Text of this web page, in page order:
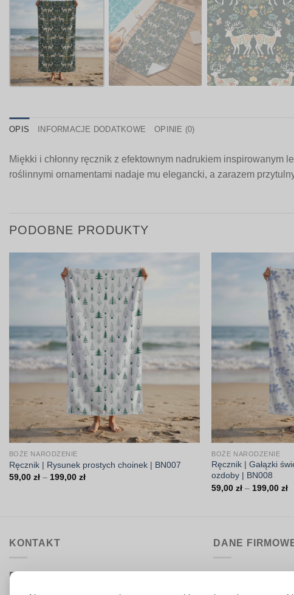
OPIS INFORMACJE DODATKOWE OPINIE (0)
Miękki i chłonny ręcznik z efektownym nadrukiem inspirowanym
roślinnymi ornamentami nadaje mu elegancki, a zarazem
PODOBNE PRODUKTY
BOŻE NARODZENIE
Ręcznik | Rysunek prostych choinek | BN007
59,00 zł – 199,00 złZakres
BOŻE NARODZENIE
Ręcznik | Gałązki
ozdoby | BN008
59,00zł – 199,00zł
KONTAKT
Biuro obsługi:
DANE